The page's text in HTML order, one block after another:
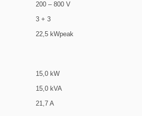
200 – 800 V
3 + 3
22,5 kWpeak
15,0 kW
15,0 kVA
21,7 A